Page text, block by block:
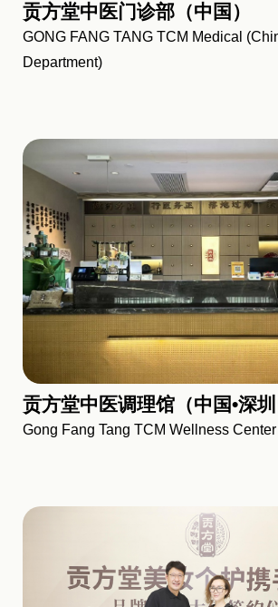
贡方堂中医门诊部（中国）
GONG FANG TANG TCM Medical
Department)
贡方堂中医调理馆（中国•深圳
Gong Fang Tang TCM Wellness